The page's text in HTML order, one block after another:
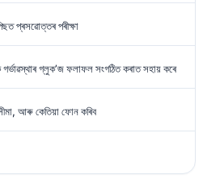
প্ৰসৱোত্তৰ পৰীক্ষা
গ্লুক’জ ফলাফল সংগঠিত কৰাত সহায় কৰে
আৰু কেতিয়া ফোন কৰিব